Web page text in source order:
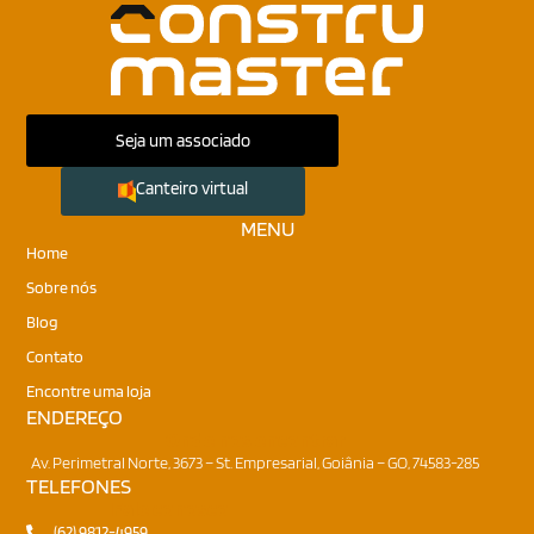
Seja um associado
Canteiro virtual
MENU
Home
Sobre nós
Blog
Contato
Encontre uma loja
ENDEREÇO
Av. Perimetral Norte, 3673 – St. Empresarial, Goiânia – GO, 74583-285
TELEFONES